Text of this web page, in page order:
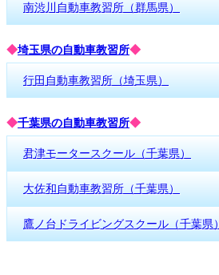
南渋川自動車教習所（群馬県）
◆埼玉県の自動車教習所◆
行田自動車教習所（埼玉県）
◆千葉県の自動車教習所◆
君津モータースクール（千葉県）
大佐和自動車教習所（千葉県）
鷹ノ台ドライビングスクール（千葉県）